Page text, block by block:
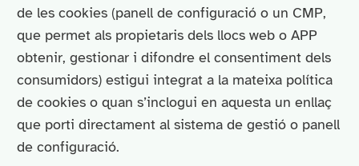
de les cookies (panell de configuració o un CMP,
que permet als propietaris dels llocs web o APP
obtenir, gestionar i difondre el consentiment dels
consumidors) estigui integrat a la mateixa política
de cookies o quan s’inclogui en aquesta un enllaç
que porti directament al sistema de gestió o panell
de configuració.